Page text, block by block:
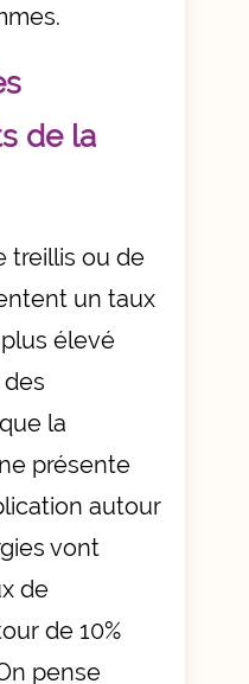
de la
treillis ou de
un taux
élevé
la
présente
autour
vont
de
de 10%
pense